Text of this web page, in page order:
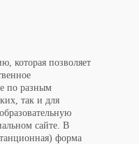
которая позволяет
по разным
так и для
сайте. В
форма